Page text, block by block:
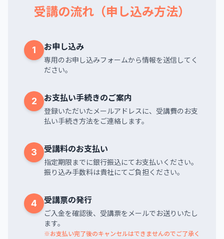
受講の流れ（申し込み方法）
1 お申し込み
専用のお申し込みフォームから情報を送信してく
ださい。
2 お支払い手続きのご案内
登録いただいたメールアドレスに、受講費のお支
払い手続き方法をご連絡します。
3 受講料のお支払い
指定期限までに銀行振込にてお支払いください。
振り込み手数料は貴社にてご負担ください。
4 受講票の発行
ご入金を確認後、受講票をメールでお送りいたし
ます。
※お支払い完了後のキャンセルはできませんのでご了承く